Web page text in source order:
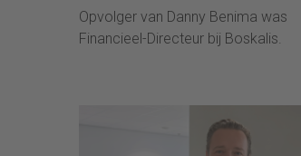
Opvolger van Danny Benima was
Financieel-Directeur bij Boskalis.